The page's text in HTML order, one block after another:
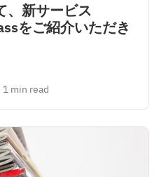
、新サービス
をご紹介いただき
1 min read